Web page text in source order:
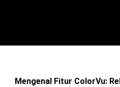
Mengenal Fitur ColorVu: